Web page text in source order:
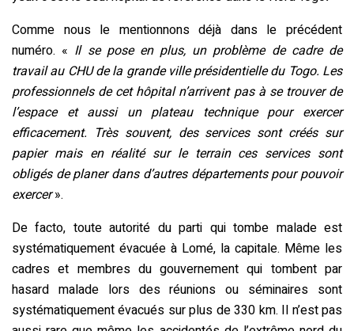
Comme nous le mentionnons déjà dans le précédent
numéro. « Il se pose en plus, un problème de cadre de
travail au CHU de la grande ville présidentielle du Togo. Les
professionnels de cet hôpital n’arrivent pas à se trouver de
l’espace et aussi un plateau technique pour exercer
efficacement. Très souvent, des services sont créés sur
papier mais en réalité sur le terrain ces services sont
obligés de planer dans d’autres départements pour pouvoir
exercer».
De facto, toute autorité du parti qui tombe malade est
systématiquement évacuée à Lomé, la capitale. Même les
cadres et membres du gouvernement qui tombent par
hasard malade lors des réunions ou séminaires sont
systématiquement évacués sur plus de 330 km. Il n’est pas